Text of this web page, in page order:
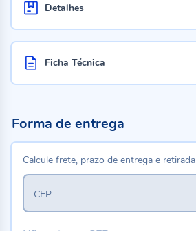
Detalhes
Ficha Técnica
Forma de entrega
Calcule frete, prazo de entrega e retirada
CEP